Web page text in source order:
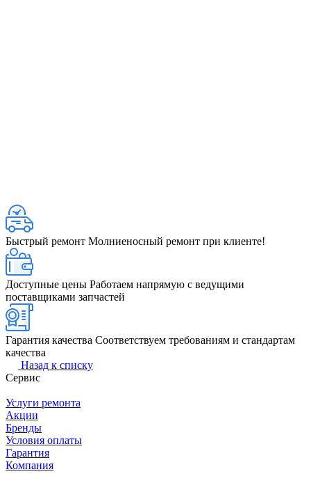
Быстрый ремонт Молниеносный ремонт при клиенте!
Доступные цены Работаем напрямую с ведущими
поставщиками запчастей
Гарантия качества Соответствуем требованиям и стандартам
качества
Назад к списку
Сервис
Услуги ремонта
Акции
Бренды
Условия оплаты
Гарантия
Компания